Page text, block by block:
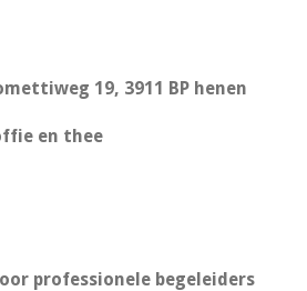
19, 3911 BP henen
en thee
professionele begeleiders